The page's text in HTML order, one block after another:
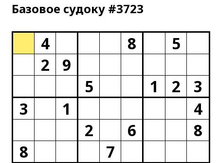
Базовое cудоку #3723
4 8
5
2
9
5
1 2
3
3
1
4
2
6
8
8
7